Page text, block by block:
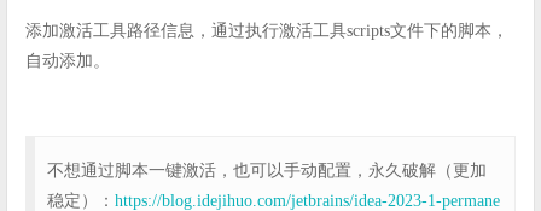
添加激活工具路径信息，通过执行激活工具scripts文件下的脚本，
自动添加。
不想通过脚本一键激活，也可以手动配置，永久破解（更加
稳定）： https://blog.idejihuo.com/jetbrains/idea-2023-1-permane